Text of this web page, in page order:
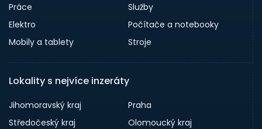
Práce
Služby
Elektro
Počítače a notebooky
Mobily a tablety
Stroje
Lokality s nejvíce inzeráty
Jihomoravský kraj
Praha
Středočeský kraj
Olomoucký kraj